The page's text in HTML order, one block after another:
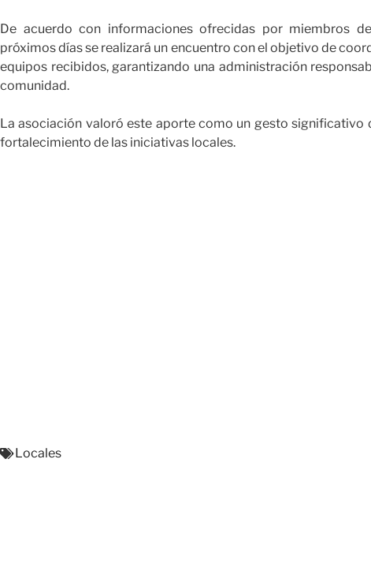
De acuerdo con informaciones ofrecidas por miembros
próximos días se realizará un encuentro con el objetivo de
equipos recibidos, garantizando una administración
comunidad.
La asociación valoró este aporte como un gesto significativo
fortalecimiento de las iniciativas locales.
Locales